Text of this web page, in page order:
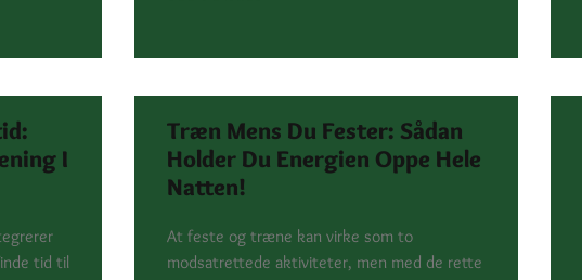
I
tid til
Træn Mens Du Fester: Sådan
Holder Du Energien Oppe Hele
Natten!
At feste og træne kan virke som to
modsatrettede aktiviteter, men med de rette